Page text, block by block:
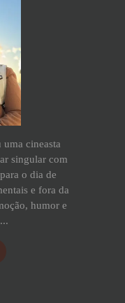
uma cineasta
singular com
o dia de
e fora da
humor e